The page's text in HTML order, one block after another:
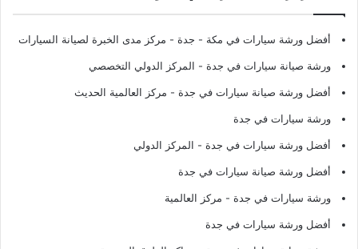
أفضل ورشة سيارات في مكة - جدة - مركز مدى الخبرة لصيانة السيارات
ورشة صيانة سيارات في جدة - المركز الدولي التخصصي
أفضل ورشة صيانة سيارات في جدة - مركز العالمية الحديث
ورشة سيارات في جدة
أفضل ورشة سيارات في جدة - المركز الدولي
أفضل ورشة صيانة سيارات في جدة
ورشة سيارات في جدة - مركز العالمية
أفضل ورشة سيارات في جدة